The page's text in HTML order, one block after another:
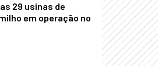
29 usinas de
em operação no